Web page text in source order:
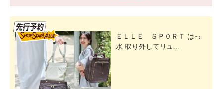
ＥＬＬＥ ＳＰＯＲＴ はっ
水 取り外してリュ...